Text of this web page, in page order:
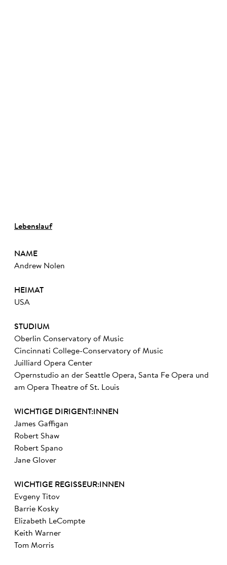
Lebenslauf
NAME
Andrew Nolen
HEIMAT
USA
STUDIUM
Oberlin Conservatory of Music
Cincinnati College-Conservatory of Music
Juilliard Opera Center
Opernstudio an der Seattle Opera, Santa Fe Opera und
am Opera Theatre of St. Louis
WICHTIGE DIRIGENT:INNEN
James Gaffigan
Robert Shaw
Robert Spano
Jane Glover
WICHTIGE REGISSEUR:INNEN
Evgeny Titov
Barrie Kosky
Elizabeth LeCompte
Keith Warner
Tom Morris